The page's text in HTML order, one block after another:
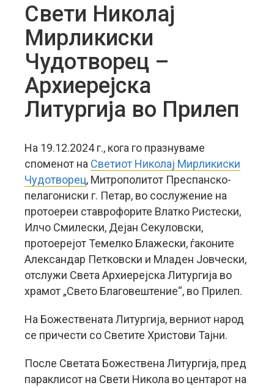
Свети Николај
Мирликиски
Чудотворец –
Архиерејска
Литургија во Прилеп
На 19.12.2024 г., кога го празнуваме
споменот на Светиот Николај Мирликиски
Чудотворец, Митрополитот Преспанско-
пелагониски г. Петар, во сослужение на
протоереи ставрофорите Влатко Ристески,
Илчо Смилески, Дејан Секуловски,
протоерејот Темелко Блажески, ѓаконите
Александар Петковски и Младен Јовчески,
отслужи Света Архиерејска Литургија во
храмот „Свето Благовештение“, во Прилеп.
На Божествената Литургија, верниот народ
се причести со Светите Христови Тајни.
После Светата Божествена Литургија, пред
параклисот на Свети Никола во центарот на